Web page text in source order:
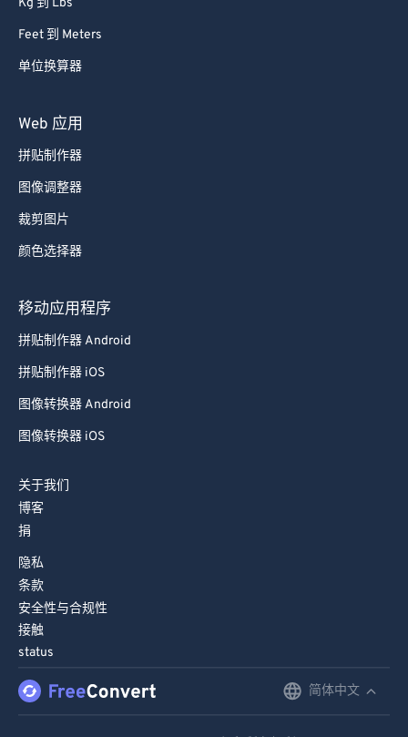
Kg 到 Lbs
Feet 到 Meters
单位换算器
Web 应用
拼贴制作器
图像调整器
裁剪图片
颜色选择器
移动应用程序
拼贴制作器 Android
拼贴制作器 iOS
图像转换器 Android
图像转换器 iOS
关于我们
博客
捐
隐私
条款
安全性与合规性
接触
status
简体中文